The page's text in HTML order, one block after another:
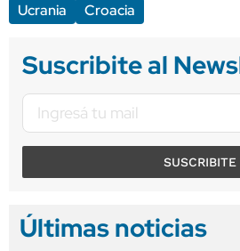
Ucrania
Croacia
Suscribite al
SUSCRIBITE
Últimas noticias